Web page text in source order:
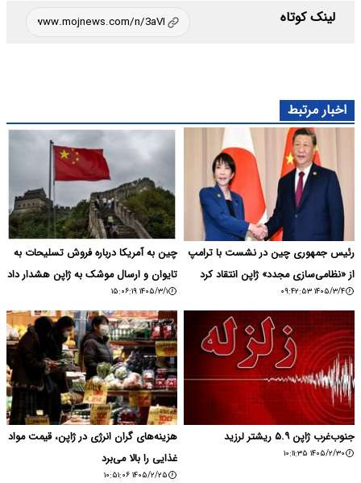
لینک کوتاه
اخبار مرتبط
رئیس جمهوری چین در نشست با ترامپ
از «نظامی‌سازی مجدد» ژاپن انتقاد کرد
۱۴۰۵/۳/۴ ۰۹:۴۲:۵۳
چین به آمریکا درباره فروش تسلیحات به
تایوان و ارسال موشک‌ به ژاپن هشدار داد
۱۴۰۵/۳/۱ ۱۵:۰۶:۱۹
جنوب‌غرب ژاپن ۵.۹ ریشتر لرزید
۱۴۰۵/۲/۳۰ ۱۰:۱۱:۳۵
هزینه‌های گران انرژی در ژاپن، قیمت‌ مواد
غذایی را بالا می‌برد
۱۴۰۵/۲/۲۵ ۱۰:۵۱:۰۶